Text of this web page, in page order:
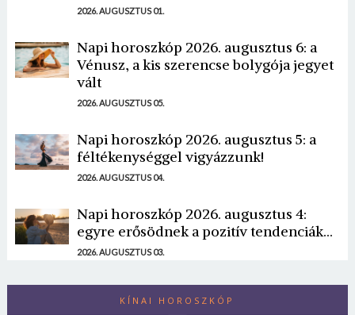
2026. AUGUSZTUS 01.
Napi horoszkóp 2026. augusztus 6: a
Vénusz, a kis szerencse bolygója jegyet
vált
2026. AUGUSZTUS 05.
Napi horoszkóp 2026. augusztus 5: a
féltékenységgel vigyázzunk!
2026. AUGUSZTUS 04.
Napi horoszkóp 2026. augusztus 4:
egyre erősödnek a pozitív tendenciák...
2026. AUGUSZTUS 03.
KÍNAI HOROSZKÓP